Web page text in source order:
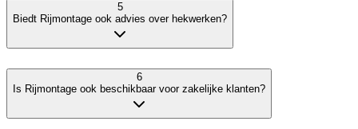
5
Biedt Rijmontage ook advies over hekwerken?
6
Is Rijmontage ook beschikbaar voor zakelijke klanten?